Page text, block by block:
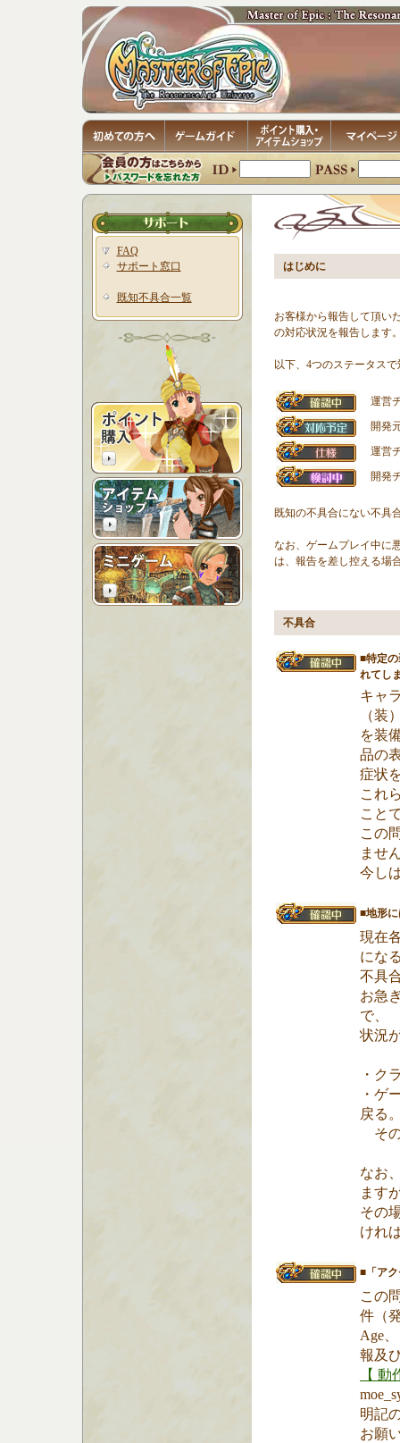
FAQ
サポート窓口
既知不具合一覧
はじめに
お客様から報告して頂い
の対応状況を報告します
以下、4つのステータス
運営
開発
運営
開発
既知の不具合にない不具
なお、ゲームプレイ中に
は、報告を差し控える場
不具合
■特定
れてし
キャ
（装
を装
品の
症状
これ
こと
この
ませ
今し
■地形
現在
にな
不具
お急
で、
状況
・ク
・ゲ
戻る
そ
なお
ます
その
けれ
■「ア
この
件（
Age
報及
【
明記
お願